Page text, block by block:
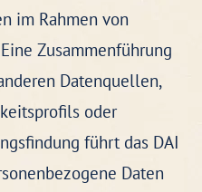
im Rahmen von
Zusammenführung
Datenquellen,
oder
führt das DAI
Daten